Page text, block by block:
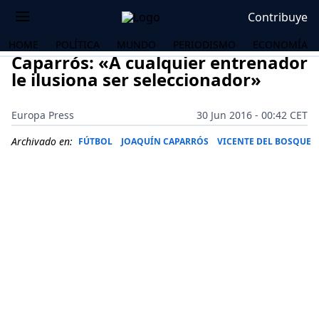
Contribuye
HOME POLÍTICA MUNDO PERIODISMO ECONOMÍA
Caparrós: «A cualquier entrenador
le ilusiona ser seleccionador»
Europa Press
30 Jun 2016 - 00:42 CET
Archivado en: FÚTBOL JOAQUÍN CAPARRÓS VICENTE DEL BOSQUE